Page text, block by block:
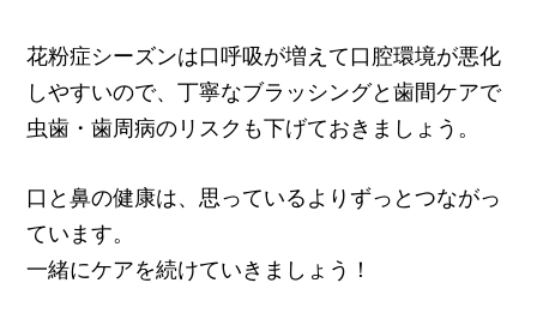
花粉症シーズンは口呼吸が増えて口腔環境が悪化
しやすいので、丁寧なブラッシングと歯間ケアで
虫歯・歯周病のリスクも下げておきましょう。
口と鼻の健康は、思っているよりずっとつながっ
ています。
一緒にケアを続けていきましょう！